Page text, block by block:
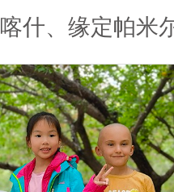
什、缘定帕米